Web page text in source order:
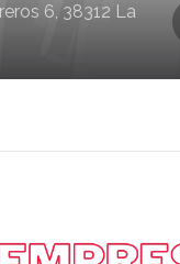
6, 38312 La